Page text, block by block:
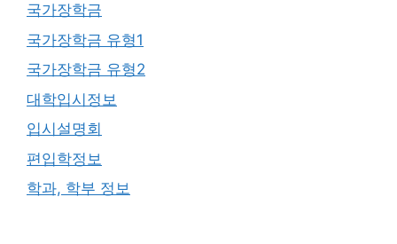
국가장학금
국가장학금 유형1
국가장학금 유형2
대학입시정보
입시설명회
편입학정보
학과, 학부 정보